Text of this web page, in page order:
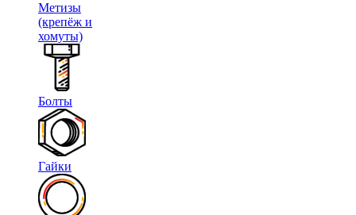
Метизы
(крепёж и
хомуты)
Болты
Гайки